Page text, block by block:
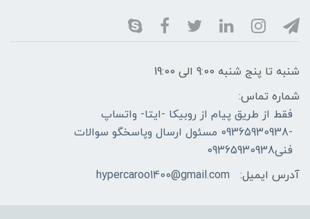
شنبه تا پنج شنبه 9:00 الی 19:00
شماره تماس:
فقط از طریق پیام از روبیکا -ایتا- واتساپ
-09365930938 مسئول ارسال وپاسخگو سوالات
فنی09365930938
آدرس ایمیل:
hypercaroo1400@gmail.com